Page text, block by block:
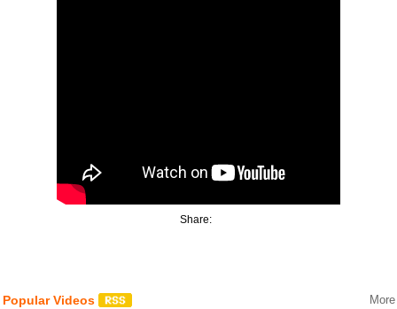
Share:
Popular Videos More